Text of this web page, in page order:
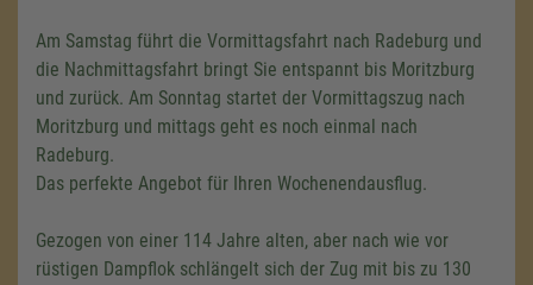
Am Samstag führt die Vormittagsfahrt nach Radeburg und
die Nachmittagsfahrt bringt Sie entspannt bis Moritzburg
und zurück. Am Sonntag startet der Vormittagszug nach
Moritzburg und mittags geht es noch einmal nach
Radeburg.
Das perfekte Angebot für Ihren Wochenendausflug.
Gezogen von einer 114 Jahre alten, aber nach wie vor
rüstigen Dampflok schlängelt sich der Zug mit bis zu 130